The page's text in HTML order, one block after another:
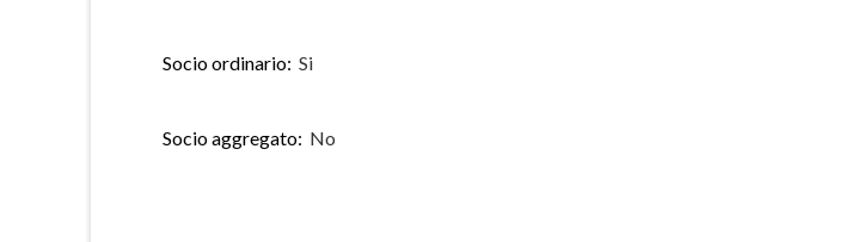
Socio ordinario: Si
Socio aggregato: No